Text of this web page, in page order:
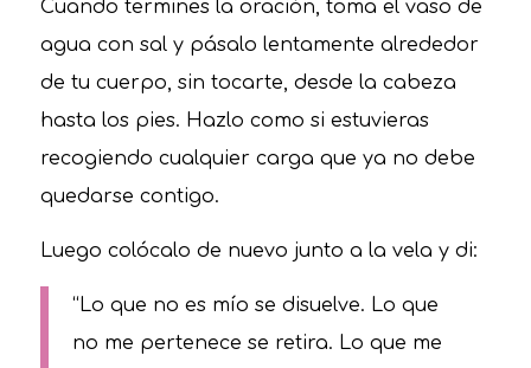
Cuando termines la oración, toma el vaso de
agua con sal y pásalo lentamente alrededor
de tu cuerpo, sin tocarte, desde la cabeza
hasta los pies. Hazlo como si estuvieras
recogiendo cualquier carga que ya no debe
quedarse contigo.
Luego colócalo de nuevo junto a la vela y di:
“Lo que no es mío se disuelve. Lo que
no me pertenece se retira. Lo que me